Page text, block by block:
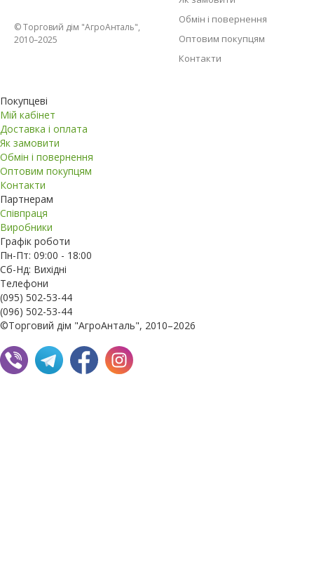
© Торговий дім "АгроАнталь",
2010–2025
Обмін і повернення
Оптовим покупцям
Контакти
Покупцеві
Мій кабінет
Доставка і оплата
Як замовити
Обмін і повернення
Оптовим покупцям
Контакти
Партнерам
Співпраця
Виробники
Графік роботи
Пн-Пт: 09:00 - 18:00
Сб-Нд: Вихідні
Телефони
(095) 502-53-44
(096) 502-53-44
©Торговий дім "АгроАнталь", 2010–2026